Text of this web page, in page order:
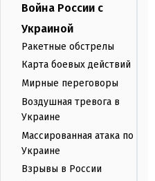
Война России с
Украиной
Ракетные обстрелы
Карта боевых действий
Мирные переговоры
Воздушная тревога в
Украине
Массированная атака по
Украине
Взрывы в России